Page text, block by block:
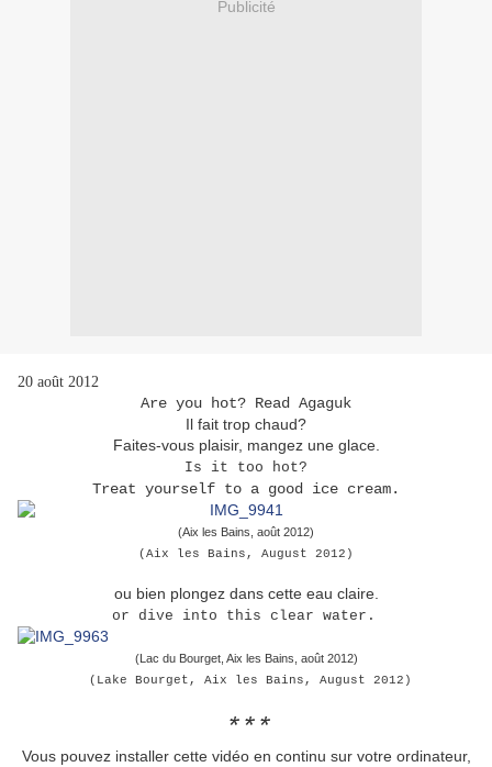
Publicité
20 août 2012
Are you hot? Read Agaguk
Il fait trop chaud?
Faites-vous plaisir, mangez une glace.
Is it too hot?
Treat yourself to a good ice cream.
(Aix les Bains, août 2012)
(Aix les Bains, August 2012)
ou bien plongez dans cette eau claire.
or dive into this clear water.
(Lac du Bourget, Aix les Bains, août 2012)
(Lake Bourget, Aix les Bains, August 2012)
***
Vous pouvez installer cette vidéo en continu sur votre ordinateur,